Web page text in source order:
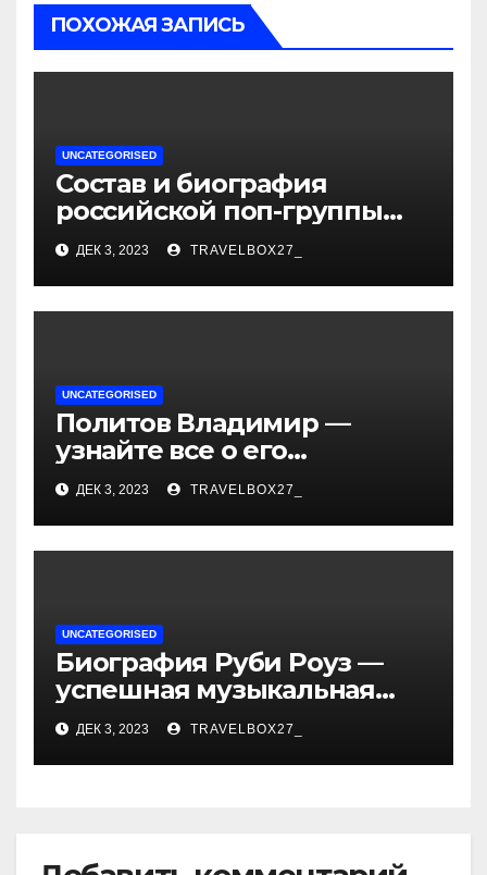
ПОХОЖАЯ ЗАПИСЬ
UNCATEGORISED
Состав и биография
российской поп-группы
«Иванушки интернешнл»
— история успеха, музыка
и судьбы участников
ДЕК 3, 2023 TRAVELBOX27_
UNCATEGORISED
Политов Владимир —
узнайте все о его
биографии, возрасте и
впечатляющих
достижениях!
ДЕК 3, 2023 TRAVELBOX27_
UNCATEGORISED
Биография Руби Роуз —
успешная музыкальная
карьера, личная жизнь и
знаковые достижения
ДЕК 3, 2023 TRAVELBOX27_